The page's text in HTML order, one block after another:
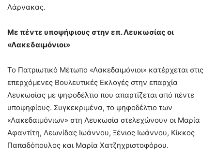
Λάρνακας.
Με πέντε υποψήφιους στην επ. Λευκωσίας οι
«Λακεδαιμόνιοι»
Το Πατριωτικό Μέτωπο «Λακεδαιμόνιοι» κατέρχεται στις
επερχόμενες Βουλευτικές Εκλογές στην επαρχία
Λευκωσίας με ψηφοδέλτιο που απαρτίζεται από πέντε
υποψηφίους. Συγκεκριμένα, το ψηφοδέλτιο των
«Λακεδαιμόνιων» στη Λευκωσία στελεχώνουν οι Μαρία
Αφαντίτη, Λεωνίδας Ιωάννου, Ξένιος Ιωάννου, Κίκκος
Παπαδόπουλος και Μαρία Χατζηχριστοφόρου.